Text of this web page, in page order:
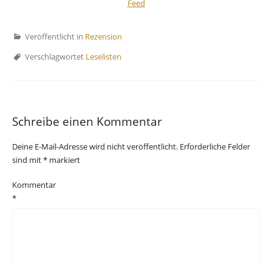
Veröffentlicht in Rezension
Verschlagwortet Leselisten
Schreibe einen Kommentar
Deine E-Mail-Adresse wird nicht veröffentlicht. Erforderliche Felder
sind mit* markiert
Kommentar
*